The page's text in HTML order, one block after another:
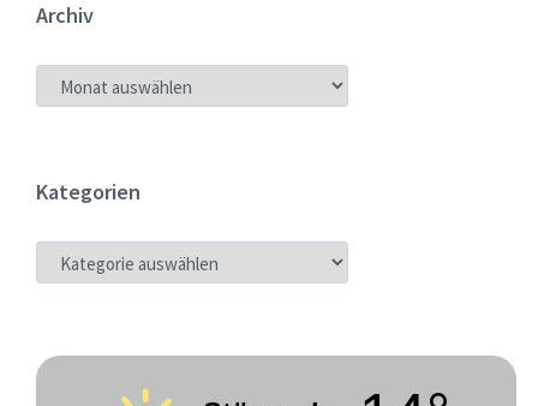
Archiv
ARCHIV
Kategorien
KATEGORIEN